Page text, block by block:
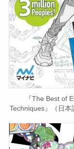
『The Best of
Techniques』（日